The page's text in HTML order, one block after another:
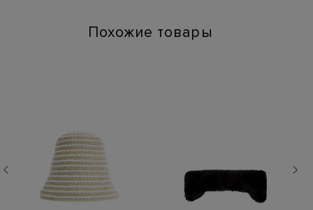
Похожие товары